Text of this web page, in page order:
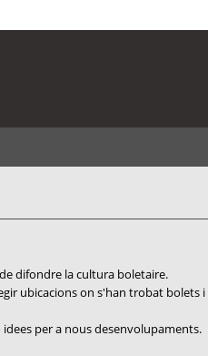
difondre la cultura boletaire.
ubicacions on s'han trobat bolets
per a nous desenvolupaments.